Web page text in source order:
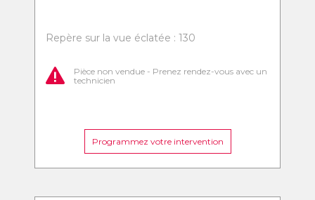
Repère sur la vue éclatée : 130
Pièce non vendue - Prenez rendez-vous avec un
technicien
Programmez votre intervention